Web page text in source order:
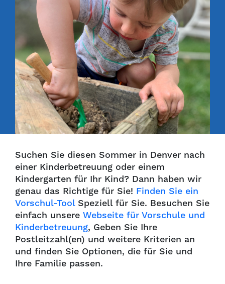
Suchen Sie diesen Sommer in Denver nach
einer Kinderbetreuung oder einem
Kindergarten für Ihr Kind? Dann haben wir
genau das Richtige für Sie! Finden Sie ein
Vorschul-ToolSpeziell für Sie. Besuchen Sie
einfach unsere Webseite für Vorschule und
Kinderbetreuung, Geben Sie Ihre
Postleitzahl(en) und weitere Kriterien an
und finden Sie Optionen, die für Sie und
Ihre Familie passen.